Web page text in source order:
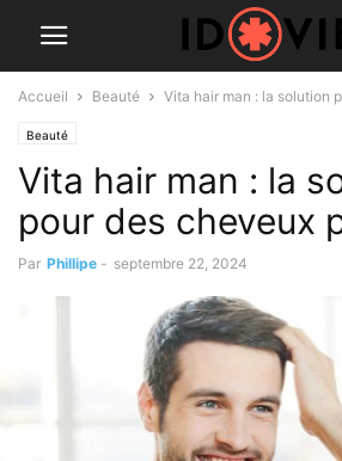
Accueil Beauté Vita hair man : la solution
Beauté
Vita hair man : la
pour des cheveux
Par Phillipe - septembre 22, 2024